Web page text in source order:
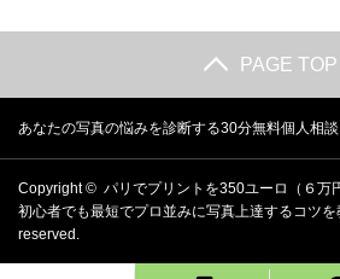
PAGE TOP
あなたの写真の悩みを診断する30分無料個人相談
Copyright © パリでプリントを350ユーロ（６万
初心者でも最短でプロ並みに写真上達するコツ
reserved.